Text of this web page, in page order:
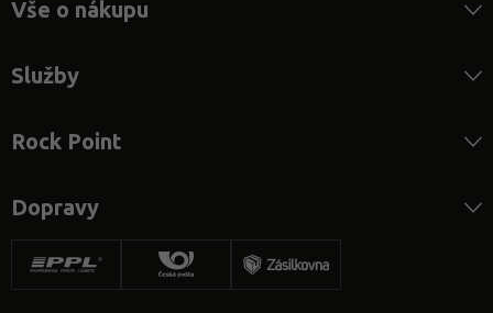
Vše o nákupu
Služby
Rock Point
Dopravy